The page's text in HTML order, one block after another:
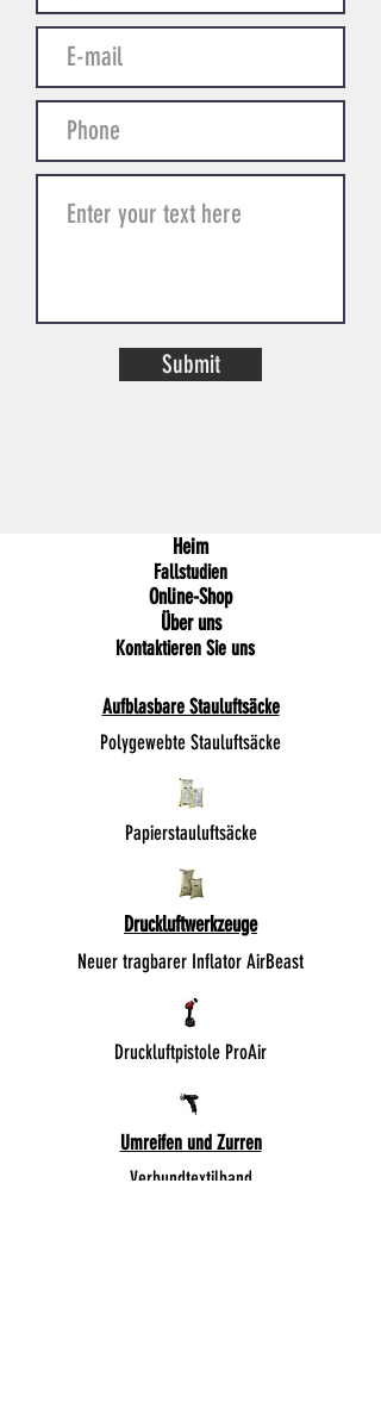
Submit
Heim
Fallstudien
Online-Shop
Über uns
Kontaktieren Sie uns
Aufblasbare Stauluftsäcke
Polygewebte Stauluftsäcke
Papierstauluftsäcke
Druckluftwerkzeuge
Neuer tragbarer Inflator AirBeast
Druckluftpistole ProAir
Umreifen und Zurren
Verbundtextilband